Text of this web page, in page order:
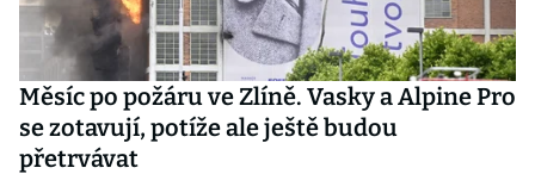
Měsíc po požáru ve Zlíně. Vasky a Alpine Pro
se zotavují, potíže ale ještě budou
přetrvávat